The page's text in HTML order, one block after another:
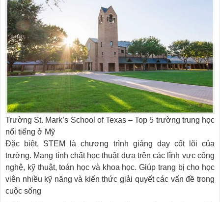
Trường St. Mark’s School of Texas – Top 5 trường trung học
nổi tiếng ở Mỹ
Đặc biệt, STEM là chương trình giảng dạy cốt lõi của
trường. Mang tính chất học thuật dựa trên các lĩnh vực công
nghệ, kỹ thuật, toán học và khoa học. Giúp trang bị cho học
viên nhiều kỹ năng và kiến thức giải quyết các vấn đề trong
cuộc sống